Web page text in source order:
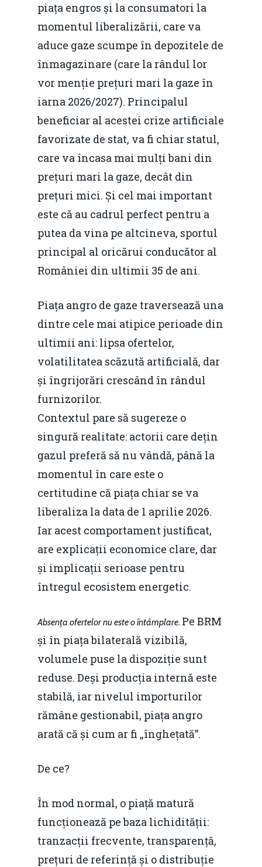
piața engros și la consumatori la
momentul liberalizării, care va
aduce gaze scumpe în depozitele de
înmagazinare (care la rândul lor
vor menție prețuri mari la gaze în
iarna 2026/2027). Principalul
beneficiar al acestei crize artificiale
favorizate de stat, va fi chiar statul,
care va încasa mai mulți bani din
prețuri mari la gaze, decât din
prețuri mici. Și cel mai important
este că au cadrul perfect pentru a
putea da vina pe altcineva, sportul
principal al oricărui conducător al
României din ultimii 35 de ani.
Piața angro de gaze traversează una
dintre cele mai atipice perioade din
ultimii ani: lipsa ofertelor,
volatilitatea scăzută artificială, dar
și îngrijorări crescând în rândul
furnizorilor.
Contextul pare să sugereze o
singură realitate: actorii care dețin
gazul preferă să nu vândă, până la
momentul în care este o
certitudine că piața chiar se va
liberaliza la data de 1 aprilie 2026.
Iar acest comportament justificat,
are explicații economice clare, dar
și implicații serioase pentru
întregul ecosistem energetic.
Absența ofertelor nu este o întâmplare. Pe BRM
și în piața bilaterală vizibilă,
volumele puse la dispoziție sunt
reduse. Deși producția internă este
stabilă, iar nivelul importurilor
rămâne gestionabil, piața angro
arată că și cum ar fi „înghețată”.
De ce?
În mod normal, o piață matură
funcționează pe baza lichidității:
tranzacții frecvente, transparență,
prețuri de referință și o distribuție